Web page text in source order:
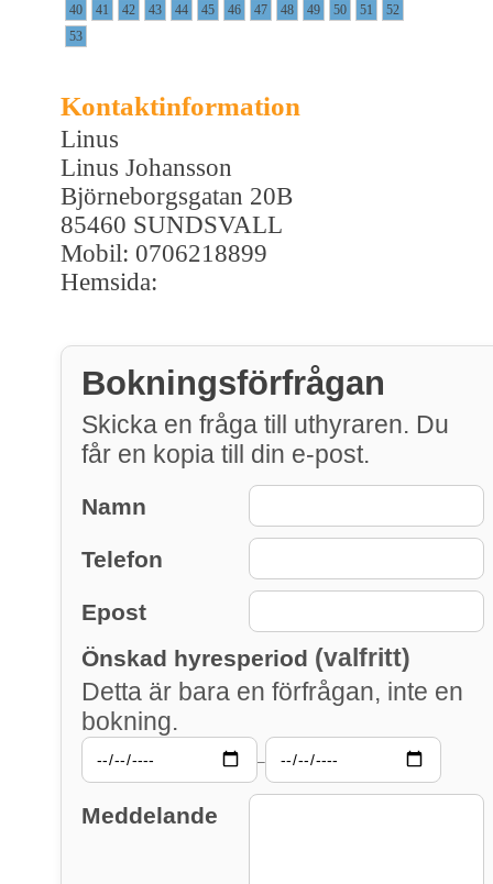
40
41 42 43 44 45 46 47 48 49 50 51
52
53
Kontaktinformation
Linus
Linus Johansson
Björneborgsgatan 20B
85460 SUNDSVALL
Mobil: 0706218899
Hemsida:
Bokningsförfrågan
Skicka en fråga till uthyraren. Du
får en kopia till din e-post.
Namn
Telefon
Epost
Önskad hyresperiod (valfritt)
Detta är bara en förfrågan, inte en
bokning.
–
Meddelande